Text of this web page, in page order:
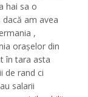
hai sa o
dacă am avea
,
orașelor din
în tara asta
de rand ci
salarii